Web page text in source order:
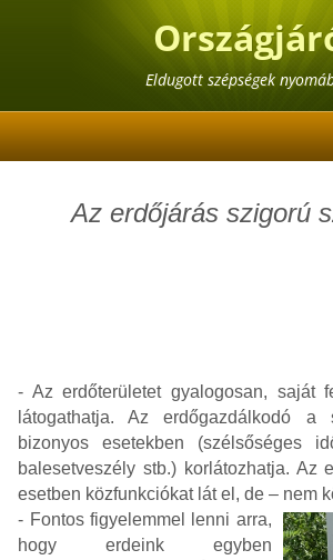
Eldugott szépségek
Az erdőjárás szigorú
- Az erdőterületet gyalogosan, saját
látogathatja. Az erdőgazdálkodó a
bizonyos esetekben (szélsőséges
balesetveszély stb.) korlátozhatja. Az
esetben közfunkciókat lát el, de – nem
- Fontos figyelemmel lenni arra,
hogy erdeink egyben